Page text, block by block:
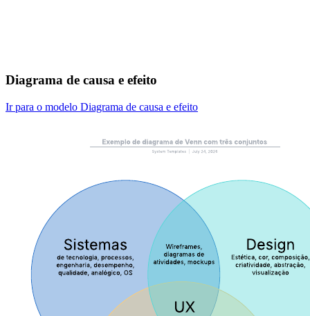
Diagrama de causa e efeito
Ir para o modelo Diagrama de causa e efeito